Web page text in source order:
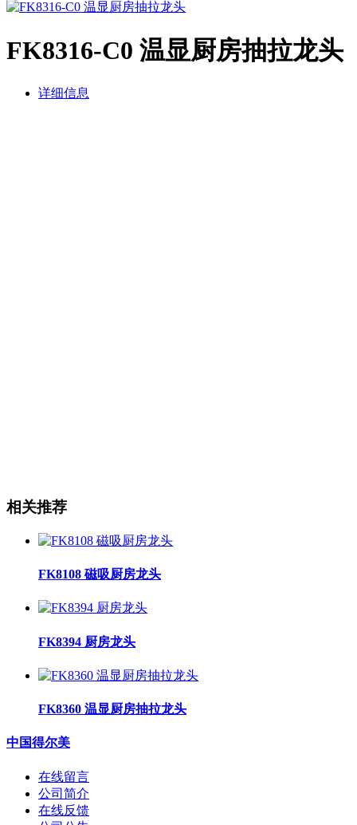
FK8316-C0 温显厨房抽拉龙头
详细信息
相关推荐
FK8108 磁吸厨房龙头
FK8394 厨房龙头
FK8360 温显厨房抽拉龙头
中国得尔美
在线留言
公司简介
在线反馈